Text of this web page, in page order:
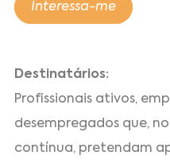
Interessa-me
Destinatários:
Profissionais ativos,
desempregados que,
contínua, pretendam